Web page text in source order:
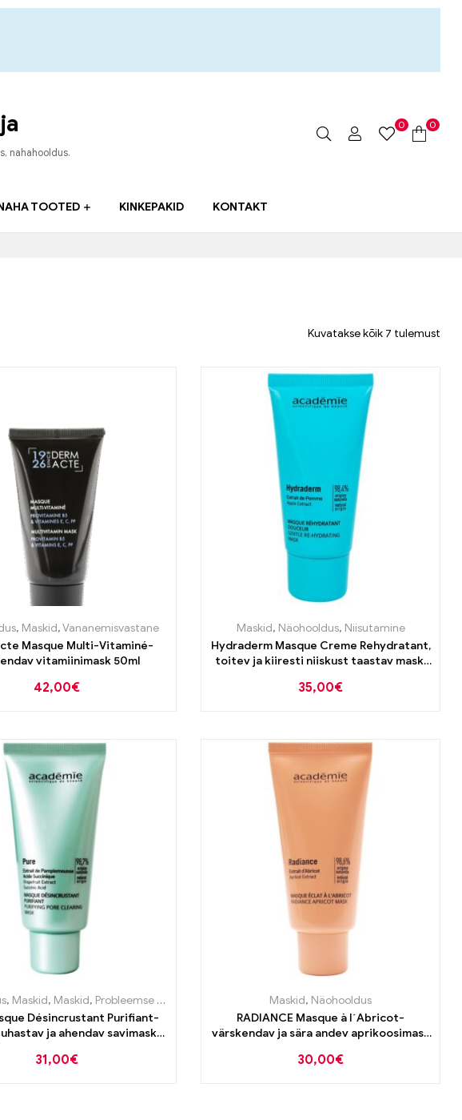
nahahooldus.
0 0
TOOTED KINKEPAKID KONTAKT
Kuvatakse kõik 7 tulemust
, Maskid,Vananemisvastane
Masque Multi-Vitaminé-
vitamiinimask 50ml
42,00€
Maskid, Näohooldus, Niisutamine
Hydraderm Masque Creme Rehydratant,
toitev ja kiiresti niiskust taastav mask,
35,00€
, Maskid, Maskid, Probleemse naha tooted
Désincrustant Purifiant-
ja ahendav savimask
31,00€
Maskid, Näohooldus
RADIANCE Masque à l´Abricot-
värskendav ja sära andev aprikoosimask
30,00€